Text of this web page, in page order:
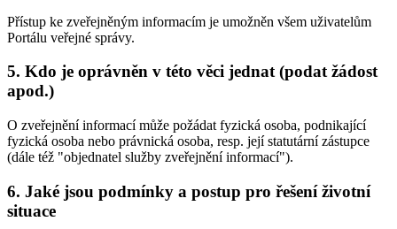
Přístup ke zveřejněným informacím je umožněn všem uživatelům
Portálu veřejné správy.
5. Kdo je oprávněn v této věci jednat (podat žádost
apod.)
O zveřejnění informací může požádat fyzická osoba, podnikající
fyzická osoba nebo právnická osoba, resp. její statutární zástupce
(dále též "objednatel služby zveřejnění informací").
6. Jaké jsou podmínky a postup pro řešení životní
situace